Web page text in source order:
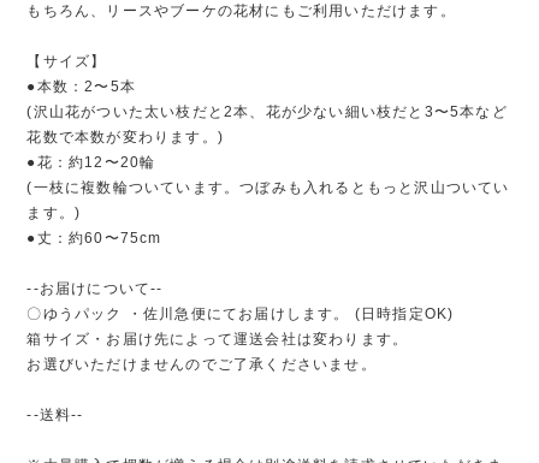
もちろん、リースやブーケの花材にもご利用いただけます。
【サイズ】
●本数：2〜5本
(沢山花がついた太い枝だと2本、花が少ない細い枝だと3〜5本など
花数で本数が変わります。)
●花：約12〜20輪
(一枝に複数輪ついています。つぼみも入れるともっと沢山ついてい
ます。)
●丈：約60〜75cm
--お届けについて--
〇ゆうパック ・佐川急便にてお届けします。 (日時指定OK)
箱サイズ・お届け先によって運送会社は変わります。
お選びいただけませんのでご了承くださいませ。
--送料--